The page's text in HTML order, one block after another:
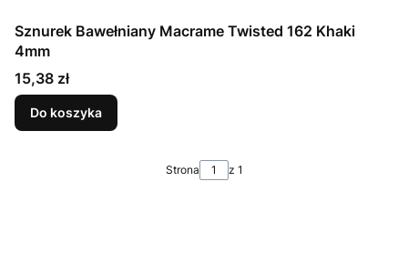
Sznurek Bawełniany Macrame Twisted 162 Khaki
4mm
Cena
15,38 zł
Do koszyka
Strona z 1